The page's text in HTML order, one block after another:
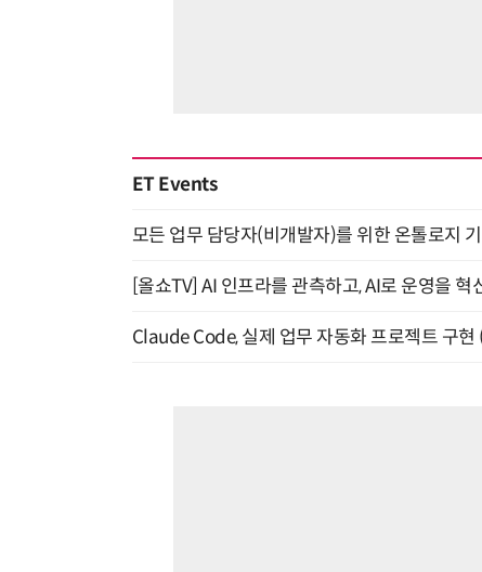
ET Events
모든 업무 담당자(비개발자)를 위한 온톨로지
[올쇼TV] AI 인프라를 관측하고, AI로 운영을
Claude Code, 실제 업무 자동화 프로젝트 구